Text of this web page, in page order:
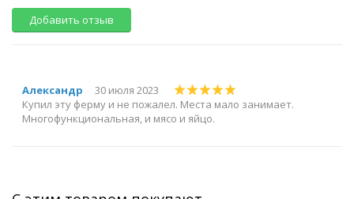
Добавить отзыв
Александр
30 июля 2023
Купил эту ферму и не пожалел. Места мало занимает.
Многофункциональная, и мясо и яйцо.